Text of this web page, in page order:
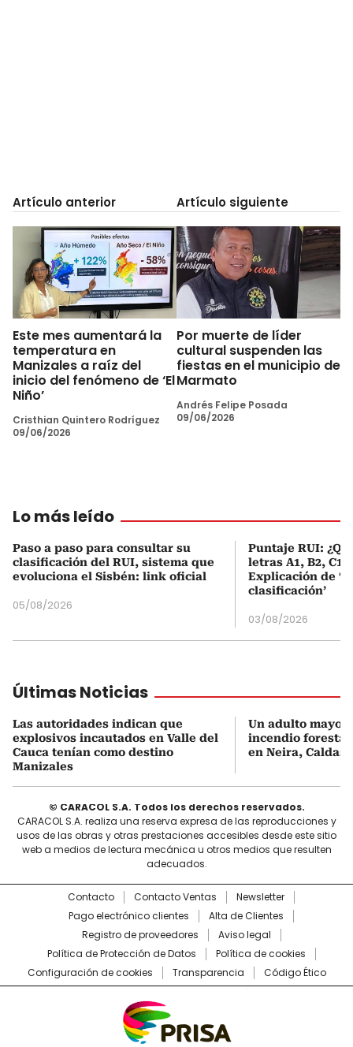
Artículo anterior
Este mes aumentará la
temperatura en
Manizales a raíz del
inicio del fenómeno de ‘El
Niño’
Cristhian Quintero Rodríguez
09/06/2026
Artículo siguiente
Por muerte de líder
cultural suspenden las
fiestas en el municipio de
Marmato
Andrés Felipe Posada
09/06/2026
Lo más leído
Paso a paso para consultar su
clasificación del RUI, sistema que
evoluciona el Sisbén: link oficial
05/08/2026
Puntaje RUI:
letras A1, B2, C1
Explicación de
clasificación’
03/08/2026
Últimas Noticias
Las autoridades indican que
explosivos incautados en Valle del
Cauca tenían como destino
Manizales
Un adulto mayor
incendio forestal
en Neira, Caldas
© CARACOL S.A. Todos los derechos reservados.
CARACOL S.A. realiza una reserva expresa de las reproducciones y
usos de las obras y otras prestaciones accesibles desde este sitio
web a medios de lectura mecánica u otros medios que resulten
adecuados.
Contacto Contacto Ventas
Newsletter
Pago electrónico clientes
Alta de Clientes
Registro de proveedores
Aviso legal
Política de Protección de Datos
Política de cookies
Configuración de cookies
Transparencia Código Ético